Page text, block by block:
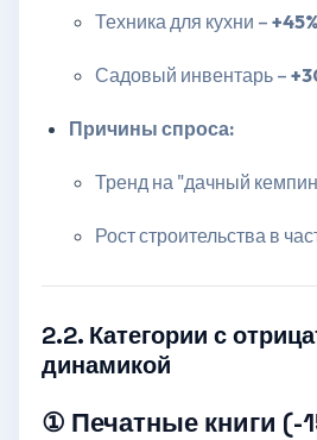
Техника для кухни – +45%
Садовый инвентарь –
Причины спроса:
Тренд на "дачный
Рост строительства в
2.2. Категории с
динамикой
① Печатные книги (-